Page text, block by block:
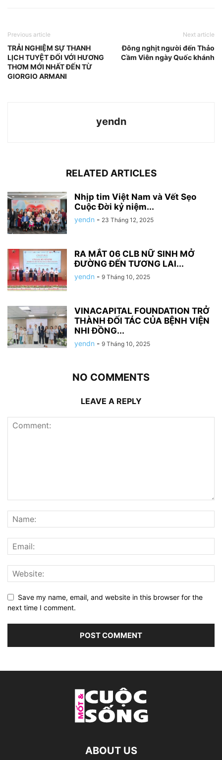
Previous article
TRẢI NGHIỆM SỰ THANH
LỊCH TUYỆT ĐỐI VỚI HƯƠNG
THƠM MỚI NHẤT ĐẾN TỪ
GIORGIO ARMANI
Next article
Đông nghịt người đến Thảo
Cầm Viên ngày Quốc khánh
yendn
RELATED ARTICLES
Nhịp tim Việt Nam và Vết Sẹo
Cuộc Đời kỷ niệm...
yendn - 23 Tháng 12, 2025
RA MẮT 06 CLB NỮ SINH MỞ
ĐƯỜNG ĐẾN TƯƠNG LAI...
yendn - 9 Tháng 10, 2025
VINACAPITAL FOUNDATION TRỞ
THÀNH ĐỐI TÁC CỦA BỆNH VIỆN
NHI ĐỒNG...
yendn - 9 Tháng 10, 2025
NO COMMENTS
LEAVE A REPLY
Save my name, email, and website in this browser for the
next time I comment.
ABOUT US